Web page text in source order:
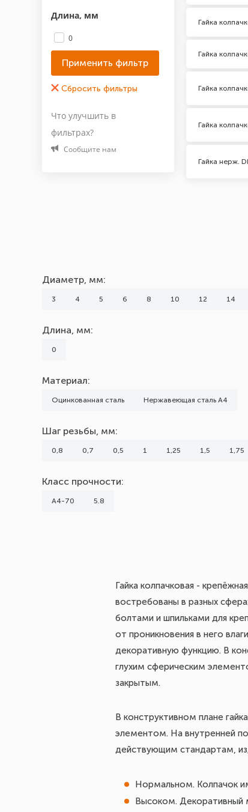
Длина, мм
0
Класс прочности
5.8
Материал
Нержавеющая сталь А4
0,8
Показать все 10
Что улучшить в
фильтрах?
Сообщите нам
Гайка
Гайка
Гайка
Гайка
Гайка нерж.
Диаметр, мм:
3 4 5 6 8 10 12 14
Длина, мм:
0
Материал:
Оцинкованная сталь Нержавеющая сталь А4
Шаг резьбы, мм:
0,8 0,7 0,5 1 1,25 1,5 1,75
Класс прочности:
А4-70 5.8
Гайка колпачковая -
востребованы в разных
болтами и шпильками для
от проникновения в него
декоративную функцию. В
глухим сферическим
закрытым.
В конструктивном плане
элементом. На внутренней
действующим стандартам,
Нормальном. Колпачок
Высоком. Декоративный